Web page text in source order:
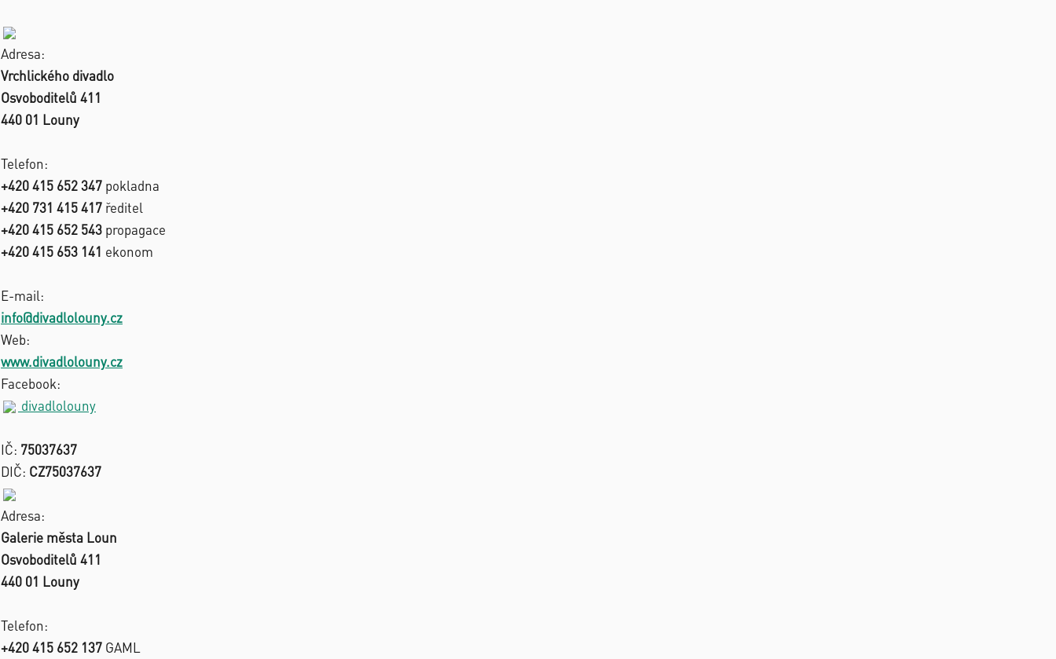
Adresa:
Vrchlického divadlo
Osvoboditelů 411
440 01 Louny
Telefon:
+420 415 652 347 pokladna
+420 731 415 417 ředitel
+420 415 652 543 propagace
+420 415 653 141 ekonom
E-mail:
info@divadlolouny.cz
Web:
www.divadlolouny.cz
Facebook:
divadlolouny
IČ: 75037637
DIČ: CZ75037637
Adresa:
Galerie města Loun
Osvoboditelů 411
440 01 Louny
Telefon:
+420 415 652 137 GAML